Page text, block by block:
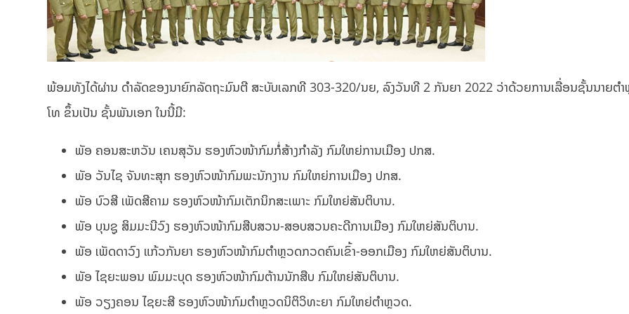
ພ້ອມທັງໄດ້ຜ່ານ ດໍາລັດຂອງນາຍົກລັດຖະມົນຕີ ສະບັບເລກທີ 303-320/ນຍ, ລົງວັນທີ 2 ກັນຍາ 2022 ວ່າດ້ວຍການເລື່ອນຊັ້ນນາຍຕ
ໂທ ຂຶ້ນເປັນ ຊັ້ນພັນເອກ ໃນນີ້ມີ:
ພັອ ຄອນສະຫວັນ ເຄນສຸວັນ ຮອງຫົວໜ້າກົມກໍ່ສ້າງກຳລັງ ກົມໃຫຍ່ການເມືອງ ປກສ.
ພັອ ວັນໄຊ ຈັນທະສຸກ ຮອງຫົວໜ້າກົມພະນັກງານ ກົມໃຫຍ່ການເມືອງ ປກສ.
ພັອ ບົວສີ ເພັດສີຄາມ ຮອງຫົວໜ້າກົມເຕັກນິກສະເພາະ ກົມໃຫຍ່ສັນຕິບານ.
ພັອ ບຸນຊູ ສິມມະນີວົງ ຮອງຫົວໜ້າກົມສືບສວນ-ສອບສວນຄະດີການເມືອງ ກົມໃຫຍ່ສັນຕິບານ.
ພັອ ເພັດດາວົງ ແກ້ວກັນຍາ ຮອງຫົວໜ້າກົມຕຳຫຼວດກວດຄົນເຂົ້າ-ອອກເມືອງ ກົມໃຫຍ່ສັນຕິບານ.
ພັອ ໄຊຍະພອນ ພົມມະບຸດ ຮອງຫົວໜ້າກົມຕ້ານນັກສືບ ກົມໃຫຍ່ສັນຕິບານ.
ພັອ ວຽງຄອນ ໄຊຍະສີ ຮອງຫົວໜ້າກົມຕຳຫຼວດນິຕິວິທະຍາ ກົມໃຫຍ່ຕຳຫຼວດ.